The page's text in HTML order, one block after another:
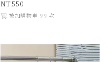
550
被加購物車 99 次